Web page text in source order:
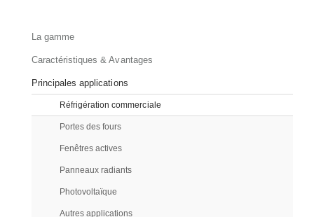
La gamme
Caractéristiques & Avantages
Principales applications
Réfrigération commerciale
Portes des fours
Fenêtres actives
Panneaux radiants
Photovoltaïque
Autres applications